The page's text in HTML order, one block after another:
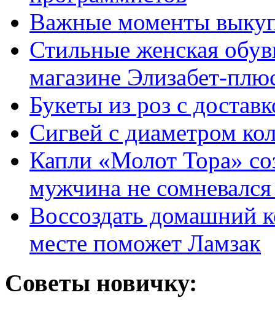
Важные моменты
Стильные женская
магазине Элизабет-
Букеты из роз с
Сигвей с диаметром
Капли «Молот Тора»
мужчина не
Воссоздать домашний
месте поможет Ламзак
Советы новичку: